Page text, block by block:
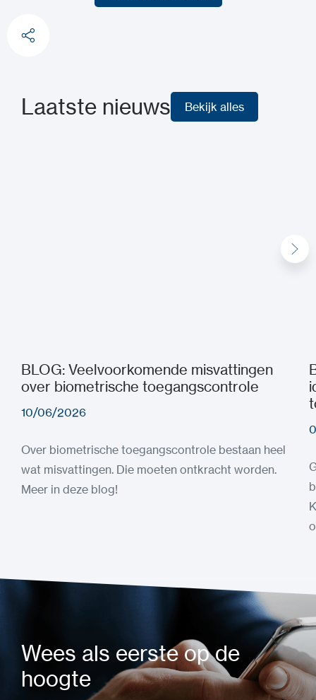
Laatste nieuws Bekijk alles
BLOG: Veelvoorkomende misvattingen
over biometrische toegangscontrole
10/06/2026
Over biometrische toegangscontrole bestaan heel
wat misvattingen. Die moeten ontkracht worden.
Meer in deze blog!
Wees als eerste op de
hoogte